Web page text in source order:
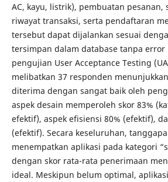
AC, kayu, listrik), pembuatan pesanan,
riwayat transaksi, serta pendaftaran
tersebut dapat dijalankan sesuai
tersimpan dalam database tanpa error
pengujian User Acceptance Testing
melibatkan 37 responden
diterima dengan sangat baik oleh
aspek desain memperoleh skor 83%
efektif), aspek efisiensi 80% (efektif),
(efektif). Secara keseluruhan,
menempatkan aplikasi pada kategori
dengan skor rata-rata penerimaan
ideal. Meskipun belum optimal,